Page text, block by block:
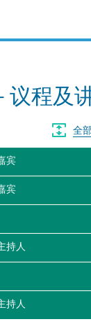
议程及
全
宾
宾
持人
持人